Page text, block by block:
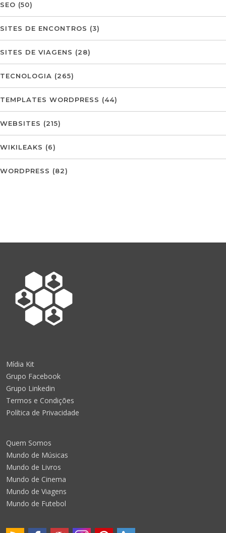
SEO (50)
SITES DE ENCONTROS (3)
SITES DE VIAGENS (28)
TECNOLOGIA (265)
TEMPLATES WORDPRESS (44)
WEBSITES (215)
WIKILEAKS (6)
WORDPRESS (82)
Mídia Kit
Grupo Facebook
Grupo Linkedin
Termos e Condições
Política de Privacidade
Quem Somos
Mundo de Músicas
Mundo de Livros
Mundo de Cinema
Mundo de Viagens
Mundo de Futebol